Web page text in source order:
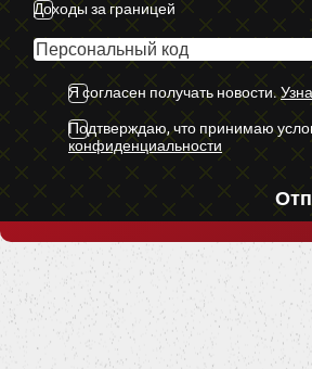
Доходы за границей
Я согласен получать новости.
Подтверждаю, что принимаю
конфиденциальности